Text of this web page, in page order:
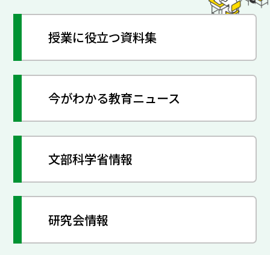
授業に役立つ資料集
今がわかる教育ニュース
文部科学省情報
研究会情報